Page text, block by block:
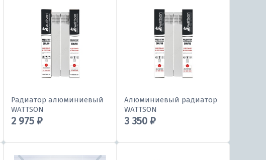
Радиатор алюминиевый
WATTSON
2 975 ₽
Алюминиевый радиатор
WATTSON
3 350 ₽